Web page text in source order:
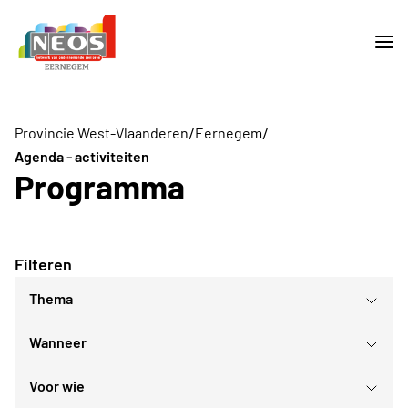
Provincie West-Vlaanderen/Eernegem/
Agenda - activiteiten
Programma
Filteren
Thema
Culturele evenementen
Culturele daguitstappen
Wanneer
Voor wie